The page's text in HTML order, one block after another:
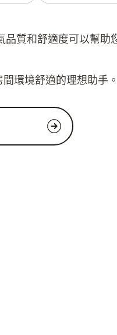
品質和舒適度可以幫助
環境舒適的理想助手。